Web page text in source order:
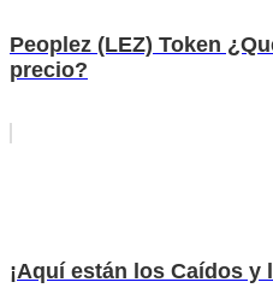
Peoplez (LEZ) Token
precio?
¡Aquí están los Caídos y